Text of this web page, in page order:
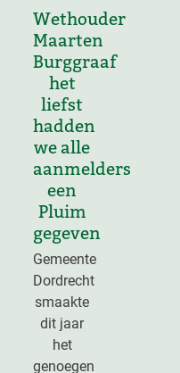
Wethouder
Maarten
Burggraaf
het
liefst
hadden
we alle
aanmelders
een
Pluim
gegeven
Gemeente
Dordrecht
smaakte
dit jaar
het
genoegen